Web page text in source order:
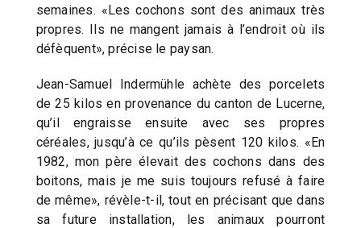
semaines. «Les cochons sont des animaux très
propres. Ils ne mangent jamais à l’endroit où ils
défèquent», précise le paysan.
Jean-Samuel Indermühle achète des porcelets
de 25 kilos en provenance du canton de Lucerne,
qu’il engraisse ensuite avec ses propres
céréales, jusqu’à ce qu’ils pèsent 120 kilos. «En
1982, mon père élevait des cochons dans des
boitons, mais je me suis toujours refusé à faire
de même», révèle-t-il, tout en précisant que dans
sa future installation, les animaux pourront